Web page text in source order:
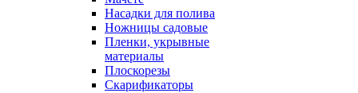
Насадки для полива
Ножницы садовые
Пленки, укрывные
материалы
Плоскорезы
Скарификаторы